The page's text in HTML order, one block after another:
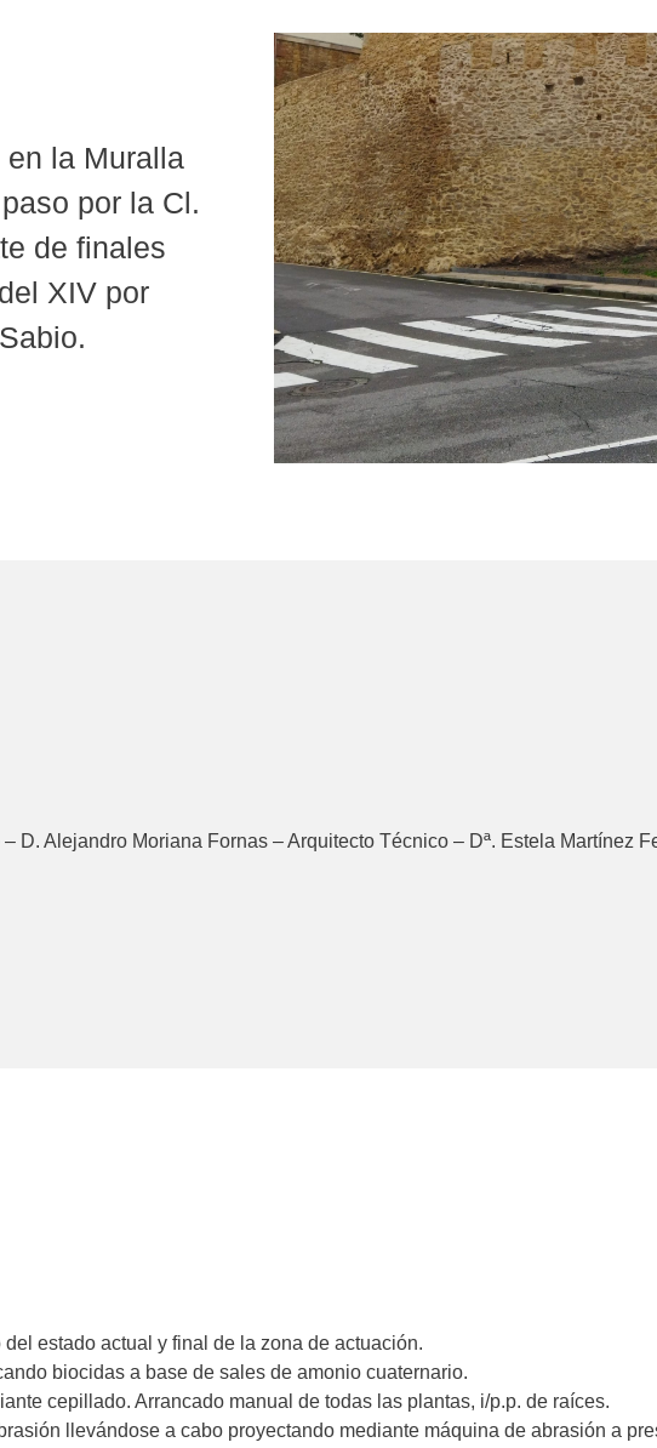
la Muralla
por la Cl.
de finales
XIV por
D. Alejandro Moriana Fornas – Arquitecto Técnico – Dª. Estela Martínez
estado actual y final de la zona de actuación.
biocidas a base de sales de amonio cuaternario.
cepillado. Arrancado manual de todas las plantas, i/p.p. de raíces.
llevándose a cabo proyectando mediante máquina de abrasión a